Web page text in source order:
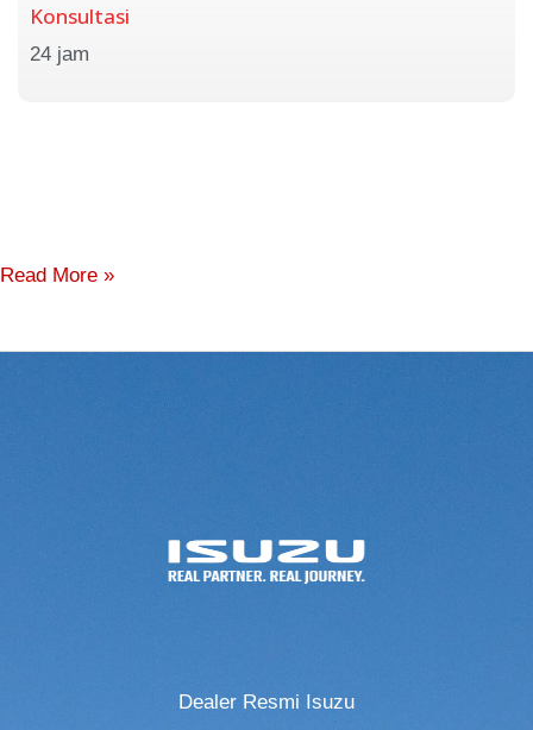
Konsultasi
24 jam
Read More »
Dealer Resmi Isuzu